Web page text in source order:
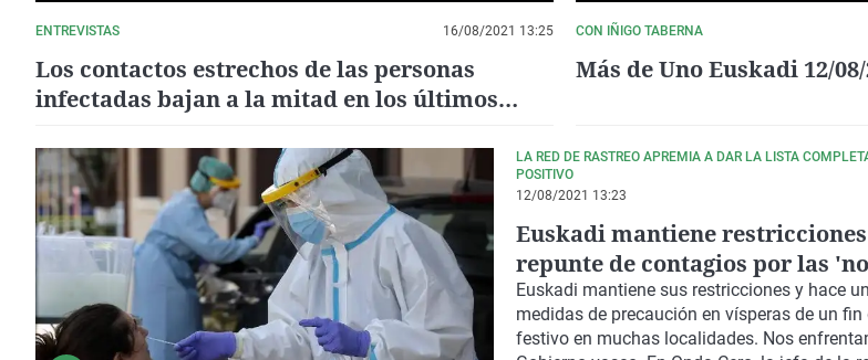
ENTREVISTAS 16/08/2021 13:25
Los contactos estrechos de las personas
infectadas bajan a la mitad en los últimos
CON IÑIGO TABERNA
Más de Uno Euskadi 12/
LA RED DE RASTREO APREMIA A DAR LA LISTA
POSITIVO
12/08/2021 13:23
Euskadi mantiene
repunte de contagios por las
Euskadi mantiene sus restricciones y hace
medidas de precaución en vísperas de un
festivo en muchas localidades. Nos